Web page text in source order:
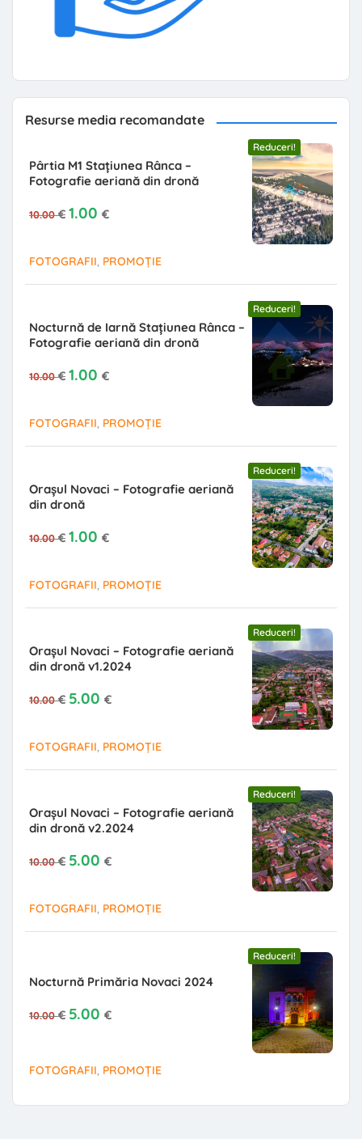
Resurse media recomandate
Pârtia M1 Stațiunea Rânca –
Fotografie aeriană din dronă
10.00€
Prețul inițial a fost: 10.00 €.
1.00 €
Reduceri!
FOTOGRAFII, PROMOȚIE
Nocturnă de Iarnă Stațiunea Rânca –
Fotografie aeriană din dronă
10.00€
Prețul inițial a fost: 10.00 €.
1.00 €
Reduceri!
FOTOGRAFII, PROMOȚIE
Orașul Novaci – Fotografie aeriană
din dronă
10.00€
Prețul inițial a fost: 10.00 €.
1.00 €
Reduceri!
FOTOGRAFII, PROMOȚIE
Orașul Novaci – Fotografie aeriană
din dronă v1.2024
10.00€
Prețul inițial a fost: 10.00 €.
5.00 €
Reduceri!
FOTOGRAFII, PROMOȚIE
Orașul Novaci – Fotografie aeriană
din dronă v2.2024
10.00€
Prețul inițial a fost: 10.00 €.
5.00 €
Reduceri!
FOTOGRAFII, PROMOȚIE
Nocturnă Primăria Novaci 2024
10.00€
Prețul inițial a fost: 10.00 €.
5.00 €
Reduceri!
FOTOGRAFII, PROMOȚIE